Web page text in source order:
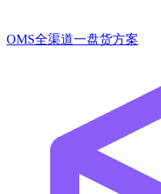
OMS全渠道一盘货方案